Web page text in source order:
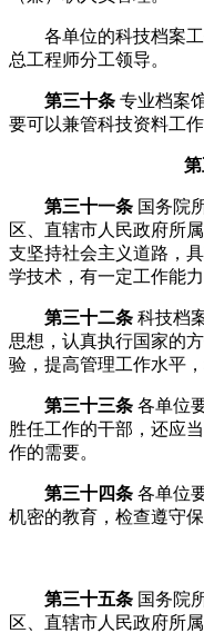
各单位的科技档案工
总工程师分工领导。
第三十条 专业档案
要可以兼管科技资料工作
第三十一条 国务院
区、直辖市人民政府所
支坚持社会主义道路，
学技术，有一定工作能
第三十二条 科技档
思想，认真执行国家的
验，提高管理工作水平
第三十三条 各单位
胜任工作的干部，还应
作的需要。
第三十四条 各单位
机密的教育，检查遵守保
第三十五条 国务院
区、直辖市人民政府所